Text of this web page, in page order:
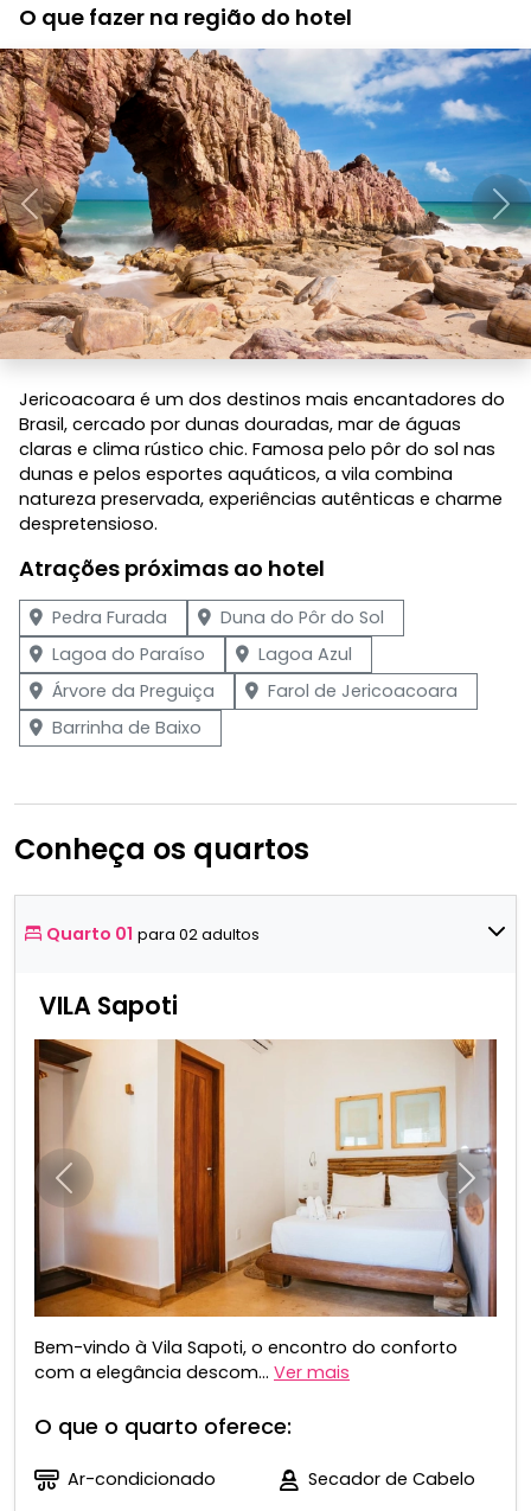
O que fazer na região do hotel
Anterior
Jericoacoara é um dos destinos mais encantadores do
Brasil, cercado por dunas douradas, mar de águas
claras e clima rústico chic. Famosa pelo pôr do sol nas
dunas e pelos esportes aquáticos, a vila combina
natureza preservada, experiências autênticas e charme
despretensioso.
Atrações próximas ao hotel
Pedra Furada
Duna do Pôr do Sol
Lagoa do Paraíso
Lagoa Azul
Árvore da Preguiça
Farol de Jericoacoara
Barrinha de Baixo
Conheça os quartos
Quarto 01 para 02 adultos
VILA Sapoti
Anterior
Bem-vindo à Vila Sapoti, o encontro do conforto
com a elegância descom... Ver mais
O que o quarto oferece:
Ar-condicionado Secador de Cabelo